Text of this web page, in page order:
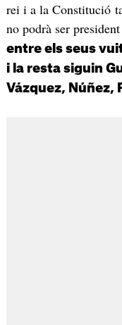
rei i a la Constitució
no podrà ser
entre els seus
i la resta siguin
Vázquez, Núñez,